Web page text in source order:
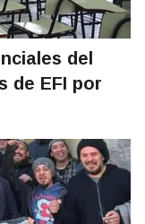
del
de EFI por